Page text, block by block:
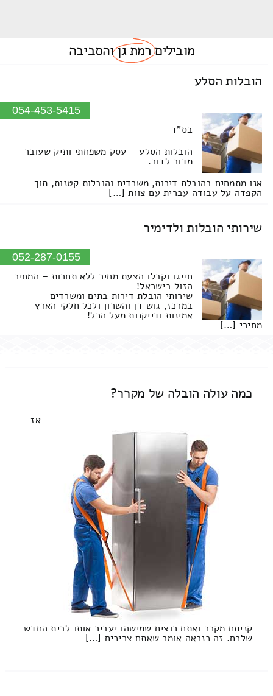
מוביליםרמת גןוהסביבה
הובלות הסלע
054-453-5415
בס"ד
הובלות הסלע – עסק משפחתי ותיק שעובר
מדור לדור.
אנו מתמחים בהובלת דירות, משרדים והובלות קטנות, תוך
הקפדה על עבודה עברית עם צוות […]
שירותי הובלות ולדימיר
052-287-0155
חייגו וקבלו הצעת מחיר ללא תחרות – המחיר
הזול בישראל!
שירותי הובלת דירות בתים ומשרדים
במרכז, גוש דן והשרון ולכל חלקי הארץ
אמינות ודייקנות מעל הכל!
מחירי […]
כמה עולה הובלה של מקרר?
אז
קניתם מקרר ואתם רוצים שמישהו יעביר אותו לבית החדש
שלכם. זה כנראה אומר שאתם צריכים […]